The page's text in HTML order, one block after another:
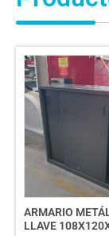
ARMARIO
LLAVE